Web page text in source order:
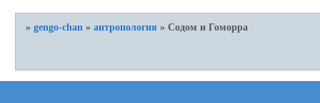
»gengo-chan »антропология »Содом и Гоморра